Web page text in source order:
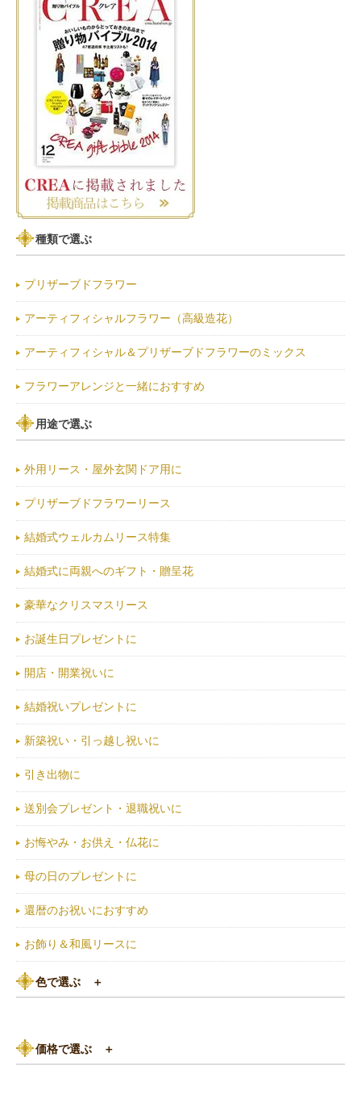
種類で選ぶ
プリザーブドフラワー
アーティフィシャルフラワー（高級造花）
アーティフィシャル＆プリザーブドフラワーのミックス
フラワーアレンジと一緒におすすめ
用途で選ぶ
外用リース・屋外玄関ドア用に
プリザーブドフラワーリース
結婚式ウェルカムリース特集
結婚式に両親へのギフト・贈呈花
豪華なクリスマスリース
お誕生日プレゼントに
開店・開業祝いに
結婚祝いプレゼントに
新築祝い・引っ越し祝いに
引き出物に
送別会プレゼント・退職祝いに
お悔やみ・お供え・仏花に
母の日のプレゼントに
還暦のお祝いにおすすめ
お飾り＆和風リースに
色で選ぶ ＋
黄色・オレンジ系
価格で選ぶ ＋